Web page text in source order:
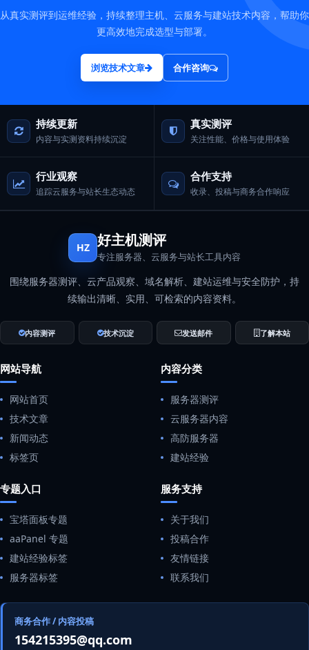
从真实测评到运维经验，持续整理主机、云服务与建站技术内容，帮助你
更高效地完成选型与部署。
浏览技术文章 合作咨询
持续更新
内容与实测资料持续沉淀
真实测评
关注性能、价格与使用体验
行业观察
追踪云服务与站长生态动态
合作支持
收录、投稿与商务合作响应
HZ 好主机测评
专注服务器、云服务与站长工具内容
围绕服务器测评、云产品观察、域名解析、建站运维与安全防护，持
续输出清晰、实用、可检索的内容资料。
内容测评 技术沉淀 发送邮件 了解本站
网站导航
网站首页
技术文章
新闻动态
标签页
内容分类
服务器测评
云服务器内容
高防服务器
建站经验
专题入口
宝塔面板专题
aaPanel 专题
建站经验标签
服务器标签
服务支持
关于我们
投稿合作
友情链接
联系我们
商务合作 / 内容投稿
154215395@qq.com